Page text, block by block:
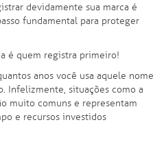
devidamente sua marca é
fundamental para proteger
é quem registra primeiro!
anos você usa aquele nome
Infelizmente, situações como a
muito comuns e representam
e recursos investidos